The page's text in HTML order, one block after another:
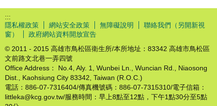
:::
隱私權政策
網站安全政策 無障礙說明
聯絡我們（另開新視
窗）
政府網站資料開放宣告
© 2011 - 2015 高雄市鳥松區衛生所/本所地址：83342 高雄市鳥松區
文前路文北巷一弄四號
Office Address： No.4, Aly. 1, Wunbei Ln., Wuncian Rd., Niaosong
Dist., Kaohsiung City 83342, Taiwan (R.O.C.)
電話：886-07-7316404/傳真機號碼：886-07-7315310/電子信箱：
littleka@kcg.gov.tw/服務時間：早上8點至12點，下午1點30分至5點